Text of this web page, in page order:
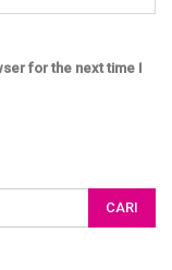
for the next time I